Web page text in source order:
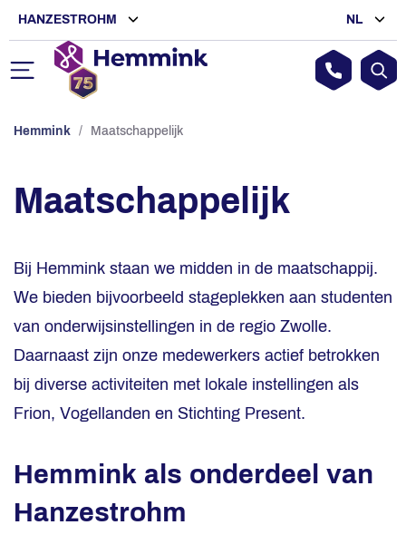
HANZESTROHM NL
Hemmink / Maatschappelijk
Maatschappelijk
Bij Hemmink staan we midden in de maatschappij.
We bieden bijvoorbeeld stageplekken aan studenten
van onderwijsinstellingen in de regio Zwolle.
Daarnaast zijn onze medewerkers actief betrokken
bij diverse activiteiten met lokale instellingen als
Frion, Vogellanden en Stichting Present.
Hemmink als onderdeel van
Hanzestrohm